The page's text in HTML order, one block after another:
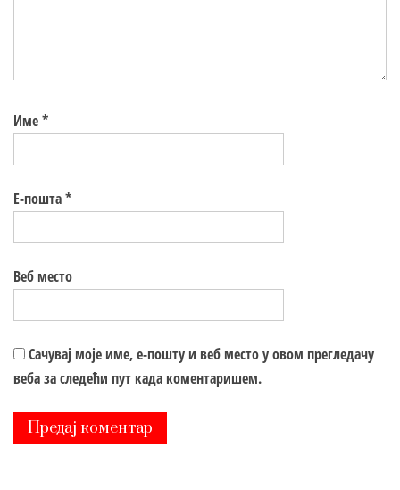
Име*
Е-пошта*
Веб место
Сачувај моје име, е-пошту и веб место у овом прегледачу
веба за следећи пут када коментаришем.